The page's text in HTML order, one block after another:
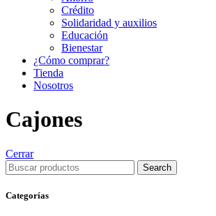
Crédito
Solidaridad y auxilios
Educación
Bienestar
¿Cómo comprar?
Tienda
Nosotros
Cajones
Cerrar
Search
Categorías